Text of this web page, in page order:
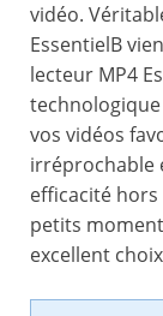
vidéo.
EssentielB
lecteur MP4
vos vidéos
irréprochable
efficacité
petits
excellent